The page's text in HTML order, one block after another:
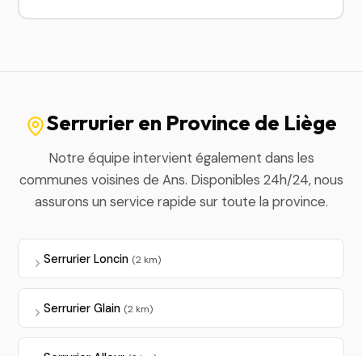
Serrurier en Province de Liège
Notre équipe intervient également dans les
communes voisines de Ans. Disponibles 24h/24, nous
assurons un service rapide sur toute la province.
Serrurier Loncin (2 km)
Serrurier Glain (2 km)